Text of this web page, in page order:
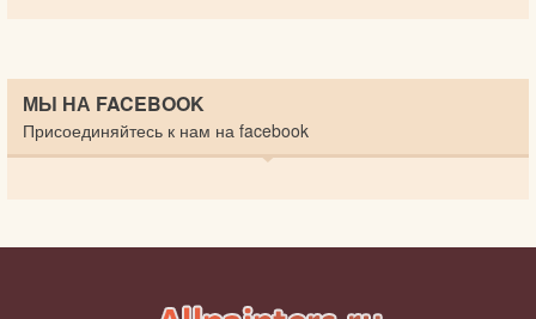
МЫ НА FACEBOOK
Присоединяйтесь к нам на facebook